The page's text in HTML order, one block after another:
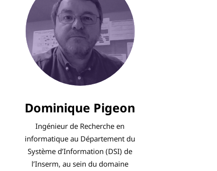
Dominique Pigeon
Ingénieur de Recherche en
informatique au Département du
Système d’Information (DSI) de
l’Inserm, au sein du domaine